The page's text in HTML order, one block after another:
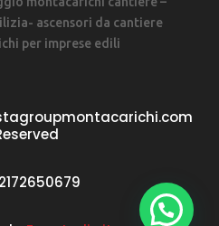
ascensori da cantiere
per imprese edili